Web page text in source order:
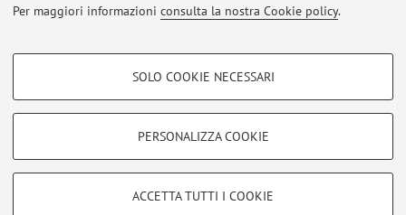
Per maggiori informazioni consulta la nostra Cookie policy.
COOKIE DI PROFILAZIONE - FACOLTATIVI
COOKIE TECNICI - NECESSARI
SOLO COOKIE NECESSARI
PERSONALIZZA COOKIE
ACCETTA TUTTI I COOKIE
Area riservata
Accedi tramiteloginper gestire tutti i contenuti del sito.
Zamboni, 33 - 40126 Bologna - Partita IVA: 01131710376